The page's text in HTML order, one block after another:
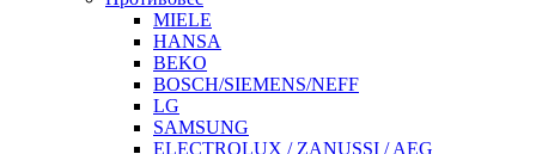
MIELE
HANSA
BEKO
BOSCH/SIEMENS/NEFF
LG
SAMSUNG
ELECTROLUX / ZANUSSI / AEG